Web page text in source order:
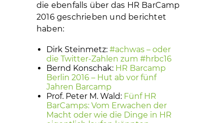
die ebenfalls über das HR BarCamp
2016 geschrieben und berichtet
haben:
Dirk Steinmetz: #achwas – oder
die Twitter-Zahlen zum #hrbc16
Bernd Konschak: HR Barcamp
Berlin 2016 – Hut ab vor fünf
Jahren Barcamp
Prof. Peter M. Wald: Fünf HR
BarCamps: Vom Erwachen der
Macht oder wie die Dinge in HR